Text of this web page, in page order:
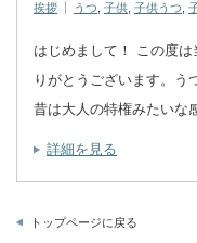
挨拶 うつ, 子供, 子供うつ,
はじめまして！ この度
りがとうございます。う
昔は大人の特権みたいな
詳細を見る
トップページに戻る